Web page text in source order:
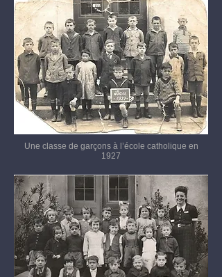
Une classe de garçons à l’école catholique en
1927